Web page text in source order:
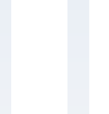
POR